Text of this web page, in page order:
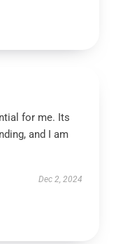
for me. Its
and I am
Dec 2, 2024